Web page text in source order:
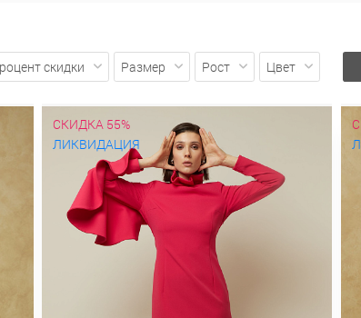
скидки Размер Рост Цвет
СКИДКА 55%
ЛИКВИДАЦИЯ